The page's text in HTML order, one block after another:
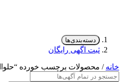
دسته‌بندی‌ها
ثبت اگهی رایگان
خانه / محصولات برچسب خورده